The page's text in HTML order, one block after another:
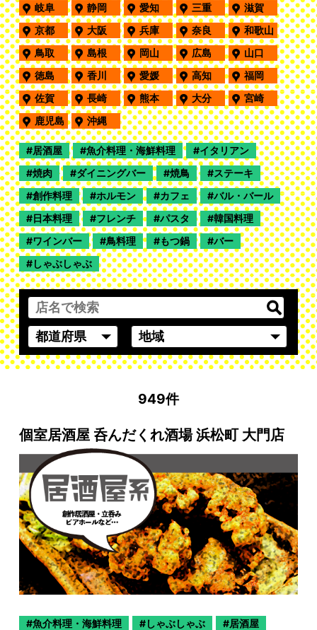
岐阜
静岡 愛知 三重
滋賀
京都
大阪 兵庫 奈良
和歌山
鳥取
島根 岡山 広島
山口
徳島
香川 愛媛 高知
福岡
佐賀
長崎 熊本 大分
宮崎
鹿児島
沖縄
居酒屋 魚介料理・海鮮料理
イタリアン
焼肉
ダイニングバー 焼鳥
ステーキ
創作料理
ホルモン カフェ
バル・バール
日本料理
フレンチ パスタ
韓国料理
ワインバー
鳥料理 もつ鍋
バー
しゃぶしゃぶ
949件
個室居酒屋 呑んだくれ酒場 浜松町 大門店
魚介料理・海鮮料理 しゃぶしゃぶ 居酒屋